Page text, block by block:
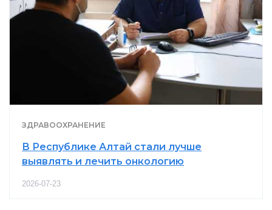
ЗДРАВООХРАНЕНИЕ
В Республике Алтай стали лучше
выявлять и лечить онкологию
2026-07-23